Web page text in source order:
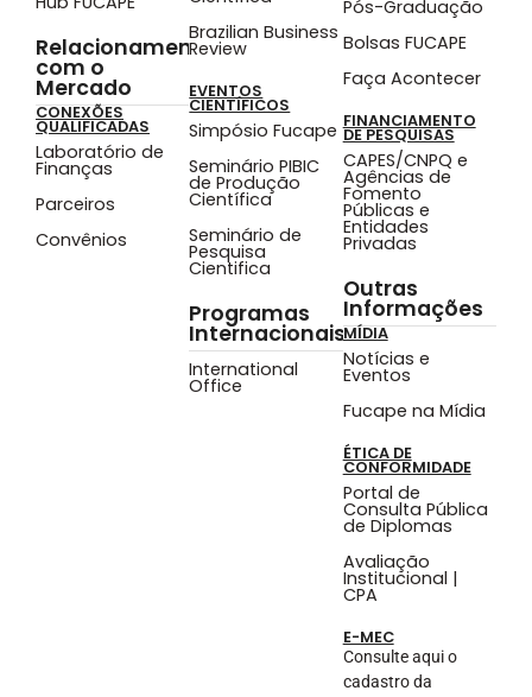
Relacionamento
com o
Mercado
CONEXÕES
QUALIFICADAS
Laboratório de
Finanças
Parceiros
Convênios
Brazilian Business
Review
EVENTOS
CIENTÍFICOS
Simpósio Fucape
Seminário PIBIC
de Produção
Científica
Seminário de
Pesquisa
Cientifica
Programas
Internacionais
International
Office
Pós-Graduação
Bolsas FUCAPE
Faça Acontecer
FINANCIAMENTO
DE PESQUISAS
CAPES/CNPQ e
Agências de
Fomento
Públicas e
Entidades
Privadas
Outras
Informações
MÍDIA
Notícias e
Eventos
Fucape na Mídia
ÉTICA DE
CONFORMIDADE
Portal de
Consulta Pública
de Diplomas
Avaliação
Institucional |
CPA
E-MEC
Consulte aqui o
cadastro da